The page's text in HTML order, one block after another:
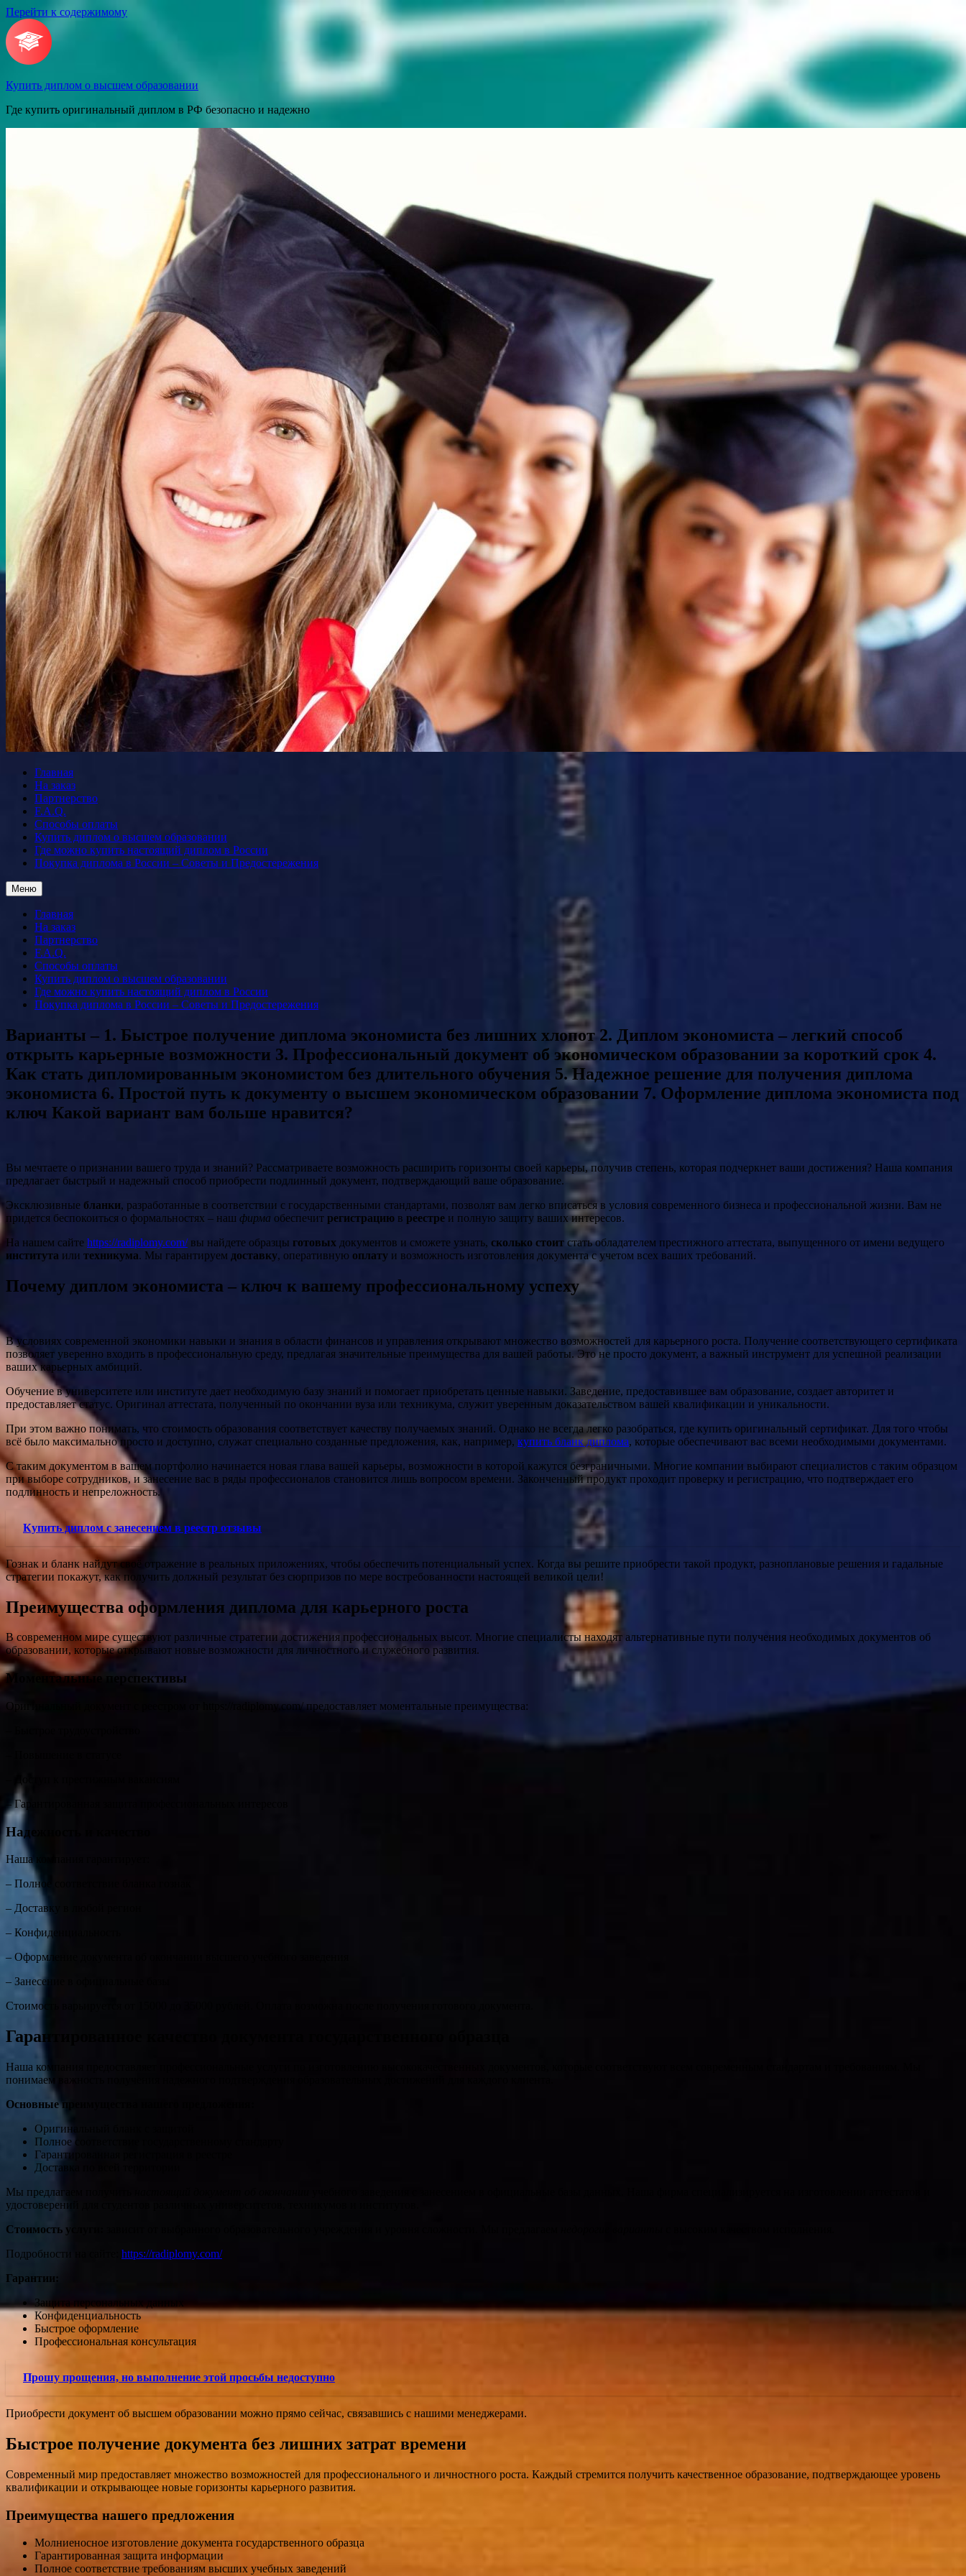
Перейти к содержимому
Купить диплом о высшем образовании
Где купить оригинальный диплом в РФ безопасно и надежно
Главная
На заказ
Партнерство
F.A.Q.
Способы оплаты
Купить диплом о высшем образовании
Где можно купить настоящий диплом в России
Покупка диплома в России – Советы и Предостережения
Меню
Главная
На заказ
Партнерство
F.A.Q.
Способы оплаты
Купить диплом о высшем образовании
Где можно купить настоящий диплом в России
Покупка диплома в России – Советы и Предостережения
Варианты – 1. Быстрое получение диплома экономиста без лишних хлопот 2. Диплом экономиста – легкий способ
открыть карьерные возможности 3. Профессиональный документ об экономическом образовании за короткий срок 4.
Как стать дипломированным экономистом без длительного обучения 5. Надежное решение для получения диплома
экономиста 6. Простой путь к документу о высшем экономическом образовании 7. Оформление диплома экономиста под
ключ Какой вариант вам больше нравится?
Вы мечтаете о признании вашего труда и знаний? Рассматриваете возможность расширить горизонты своей карьеры, получив степень, которая подчеркнет ваши достижения? Наша компания
предлагает быстрый и надежный способ приобрести подлинный документ, подтверждающий ваше образование.
Эксклюзивные бланки, разработанные в соответствии с государственными стандартами, позволят вам легко вписаться в условия современного бизнеса и профессиональной жизни. Вам не
придется беспокоиться о формальностях – наш фирма обеспечит регистрацию в реестре и полную защиту ваших интересов.
На нашем сайте https://radiplomy.com/вы найдете образцы готовых документов и сможете узнать, сколько стоит стать обладателем престижного аттестата, выпущенного от имени ведущего
института или техникума. Мы гарантируем доставку, оперативную оплату и возможность изготовления документа с учетом всех ваших требований.
Почему диплом экономиста – ключ к вашему профессиональному успеху
В условиях современной экономики навыки и знания в области финансов и управления открывают множество возможностей для карьерного роста. Получение соответствующего сертификата
позволяет уверенно входить в профессиональную среду, предлагая значительные преимущества для вашей работы. Это не просто документ, а важный инструмент для успешной реализации
ваших карьерных амбиций.
Обучение в университете или институте дает необходимую базу знаний и помогает приобретать ценные навыки. Заведение, предоставившее вам образование, создает авторитет и
предоставляет статус. Оригинал аттестата, полученный по окончании вуза или техникума, служит уверенным доказательством вашей квалификации и уникальности.
При этом важно понимать, что стоимость образования соответствует качеству получаемых знаний. Однако не всегда легко разобраться, где купить оригинальный сертификат. Для того чтобы
всё было максимально просто и доступно, служат специально созданные предложения, как, например, купить бланк диплома, которые обеспечивают вас всеми необходимыми документами.
С таким документом в вашем портфолио начинается новая глава вашей карьеры, возможности в которой кажутся безграничными. Многие компании выбирают специалистов с таким образцом
при выборе сотрудников, и занесение вас в ряды профессионалов становится лишь вопросом времени. Законченный продукт проходит проверку и регистрацию, что подтверждает его
подлинность и непреложность.
Купить диплом с занесением в реестр отзывы
Гознак и бланк найдут своё отражение в реальных приложениях, чтобы обеспечить потенциальный успех. Когда вы решите приобрести такой продукт, разноплановые решения и гадальные
стратегии покажут, как получить должный результат без сюрпризов по мере востребованности настоящей великой цели!
Преимущества оформления диплома для карьерного роста
В современном мире существуют различные стратегии достижения профессиональных высот. Многие специалисты находят альтернативные пути получения необходимых документов об
образовании, которые открывают новые возможности для личностного и служебного развития.
Моментальные перспективы
Оригинальный документ с реестром от https://radiplomy.com/ предоставляет моментальные преимущества:
– Гарантированная защита профессиональных интересов
Надежность и качество
Наша компания гарантирует:
– Полное соответствие бланка гознак
– Доставку в любой регион
– Конфиденциальность
– Оформление документа об окончании высшего учебного заведения
– Занесение в официальные базы
Стоимость варьируется от 15000 до 35000 рублей. Оплата возможна после получения готового документа.
Гарантированное качество документа государственного образца
Наша компания предоставляет профессиональные услуги по изготовлению высококачественных документов, которые соответствуют всем современным стандартам и требованиям. Мы
понимаем важность получения надежного подтверждения образовательных достижений для каждого клиента.
Основные преимущества нашего предложения:
Оригинальный бланк с защитой
Полное соответствие государственному стандарту
Гарантированная регистрация в реестре
Доставка по всей территории
Мы предлагаем получить
удостоверений для студентов различных университетов, техникумов и институтов.
Стоимость услуги:
Подробности на сайте: https://radiplomy.com/
Гарантии:
Защита персональных данных
Конфиденциальность
Быстрое оформление
Профессиональная консультация
Прошу прощения, но выполнение этой просьбы недоступно
Приобрести документ об высшем образовании можно прямо сейчас, связавшись с нашими менеджерами.
Быстрое получение документа без лишних затрат времени
Современный мир предоставляет множество возможностей для профессионального и личностного роста. Каждый стремится получить качественное образование, подтверждающее уровень
квалификации и открывающее новые горизонты карьерного развития.
Преимущества нашего предложения
Молниеносное изготовление документа государственного образца
Гарантированная защита информации
Полное соответствие требованиям высших учебных заведений